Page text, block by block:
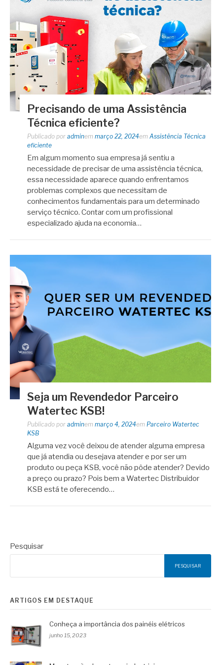
Precisando de uma Assistência
Técnica eficiente?
Publicado por adminem março 22, 2024em Assistência Técnica
eficiente
Em algum momento sua empresa já sentiu a
necessidade de precisar de uma assistência técnica,
essa necessidade aparece quando enfrentamos
problemas complexos que necessitam de
conhecimentos fundamentais para um determinado
serviço técnico. Contar com um profissional
especializado ajuda na economia…
Seja um Revendedor Parceiro
Watertec KSB!
Publicado por adminem março 4, 2024em Parceiro Watertec
KSB
Alguma vez você deixou de atender alguma empresa
que já atendia ou desejava atender e por ser um
produto ou peça KSB, você não pôde atender? Devido
a preço ou prazo? Pois bem a Watertec Distribuidor
KSB está te oferecendo…
Pesquisar
PESQUISAR
ARTIGOS EM DESTAQUE
Conheça a importância dos painéis elétricos
junho 15, 2023